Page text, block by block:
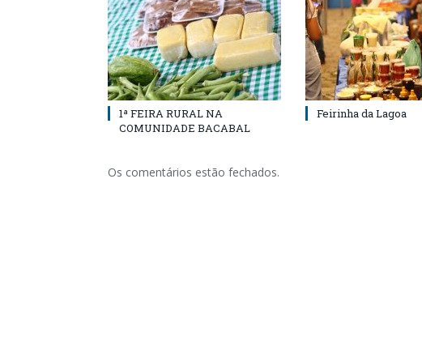
1ª FEIRA RURAL NA
COMUNIDADE BACABAL
Feirinha da Lagoa
Os comentários estão fechados.